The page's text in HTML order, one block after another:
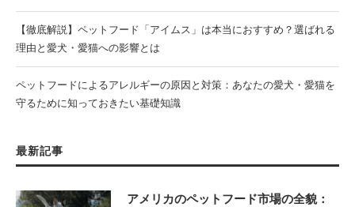
【徹底解説】ペットフード「アイムス」は本当におすすめ？選ばれる
理由と愛犬・愛猫への影響とは
ペットフードによるアレルギーの原因と対策：あなたの愛犬・愛猫を
守るために知っておきたい基礎知識
最新記事
アメリカのペットフード市場の全貌：